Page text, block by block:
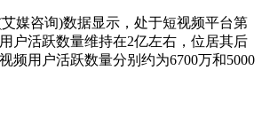
媒咨询)数据显示，处于短视频平台第
户活跃数量维持在2亿左右，位居其后
频用户活跃数量分别约为6700万和5000